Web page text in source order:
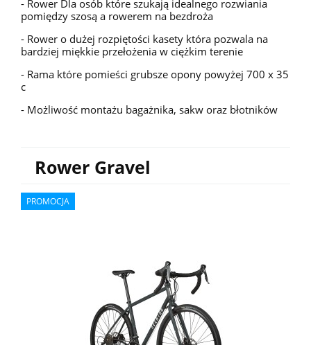
- Rower Dla osób które szukają idealnego rozwiania
pomiędzy szosą a rowerem na bezdroża
- Rower o dużej rozpiętości kasety która pozwala na
bardziej miękkie przełożenia w ciężkim terenie
- Rama które pomieści grubsze opony powyżej 700 x 35
c
- Możliwość montażu bagażnika, sakw oraz błotników
Rower Gravel
PROMOCJA